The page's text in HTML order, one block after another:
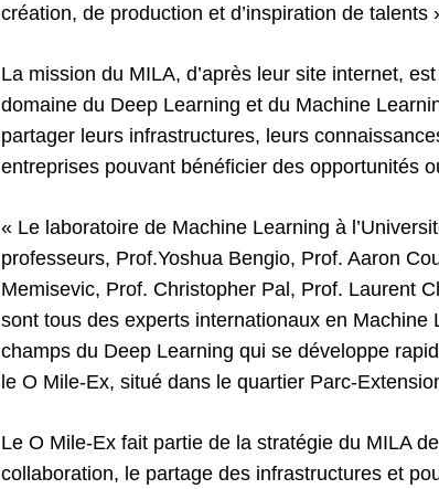
création, de production et d’inspiration de talents
La mission du MILA, d’après leur site internet,
domaine du Deep Learning et du Machine
partager leurs infrastructures, leurs
entreprises pouvant bénéficier des opportunités
« Le laboratoire de Machine Learning à
professeurs, Prof.Yoshua Bengio, Prof. Aaron
Memisevic, Prof. Christopher Pal, Prof. Laurent
sont tous des experts internationaux en
champs du Deep Learning qui se développe
le O Mile-Ex, situé dans le quartier Parc-
Le O Mile-Ex fait partie de la stratégie du MILA
collaboration, le partage des infrastructures et